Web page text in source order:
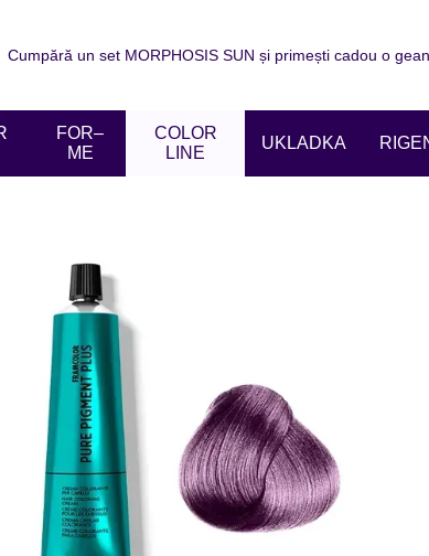
Cumpără un set MORPHOSIS SUN și primești cadou o
FOR–
ME
COLOR
LINE
UKLADKA